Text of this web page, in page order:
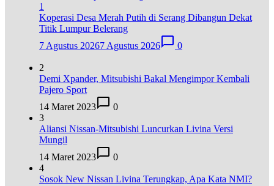
1
Koperasi Desa Merah Putih di Serang Dibangun Dekat
Titik Lumpur Belerang
7 Agustus 20267 Agustus 2026 0
2
Demi Xpander, Mitsubishi Bakal Mengimpor Kembali
Pajero Sport
14 Maret 2023
0
3
Aliansi Nissan-Mitsubishi Luncurkan Livina Versi
Mungil
14 Maret 2023
0
4
Sosok New Nissan Livina Terungkap, Apa Kata NMI?